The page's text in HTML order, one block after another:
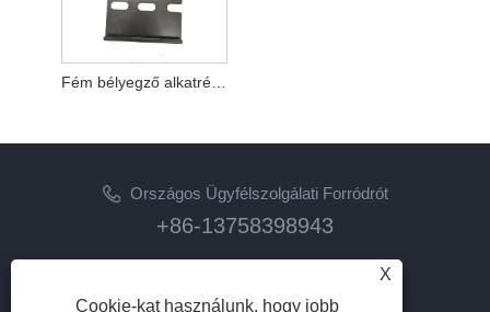
Fém bélyegző alkatrészek hajlító rozsdamentes
Országos Ügyfélszolgálati Forródrót
+86-13758398943
lilyz@junmetal.com
X
Cookie-kat használunk, hogy jobb